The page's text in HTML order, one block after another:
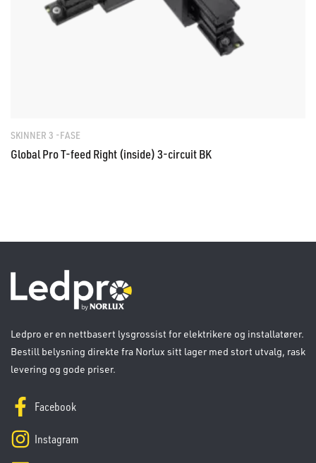
SKINNER 3 -FASE
Global Pro T-feed Right (inside) 3-circuit BK
Ledpro er en nettbasert lysgrossist for elektrikere og installatører.
Bestill belysning direkte fra Norlux sitt lager med stort utvalg, rask
levering og gode priser.
Facebook
Instagram